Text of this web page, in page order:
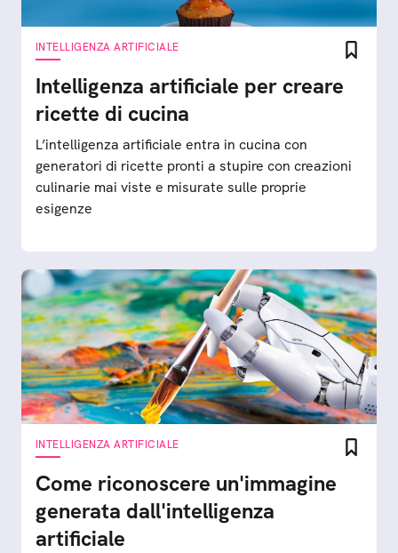
INTELLIGENZA ARTIFICIALE
Intelligenza artificiale per creare
ricette di cucina
L’intelligenza artificiale entra in cucina con
generatori di ricette pronti a stupire con creazioni
culinarie mai viste e misurate sulle proprie
esigenze
INTELLIGENZA ARTIFICIALE
Come riconoscere un'immagine
generata dall'intelligenza
artificiale